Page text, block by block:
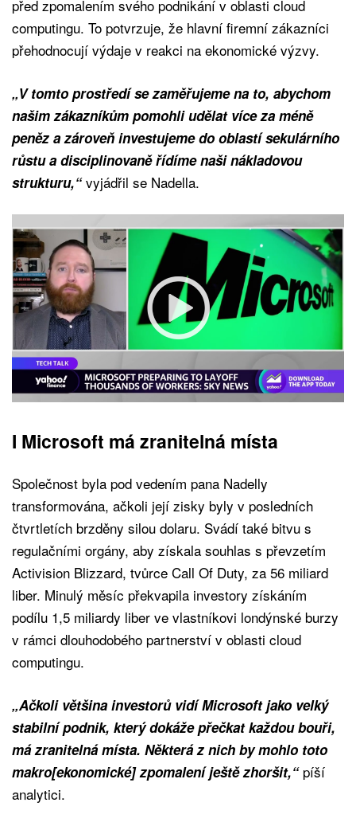
před zpomalením svého podnikání v oblasti cloud
computingu. To potvrzuje, že hlavní firemní zákazníci
přehodnocují výdaje v reakci na ekonomické výzvy.
„V tomto prostředí se zaměřujeme na to, abychom
našim zákazníkům pomohli udělat více za méně
peněz a zároveň investujeme do oblastí sekulárního
růstu a disciplinovaně řídíme naši nákladovou
strukturu,“vyjádřil se Nadella.
I Microsoft má zranitelná místa
Společnost byla pod vedením pana Nadelly
transformována, ačkoli její zisky byly v posledních
čtvrtletích brzděny silou dolaru. Svádí také bitvu s
regulačními orgány, aby získala souhlas s převzetím
Activision Blizzard, tvůrce Call Of Duty, za 56 miliard
liber. Minulý měsíc překvapila investory získáním
podílu 1,5 miliardy liber ve vlastníkovi londýnské burzy
v rámci dlouhodobého partnerství v oblasti cloud
computingu.
„Ačkoli většina investorů vidí Microsoft jako velký
stabilní podnik, který dokáže přečkat každou bouři,
má zranitelná místa. Některá z nich by mohlo toto
makro[ekonomické] zpomalení ještě zhoršit,“píší
analytici.